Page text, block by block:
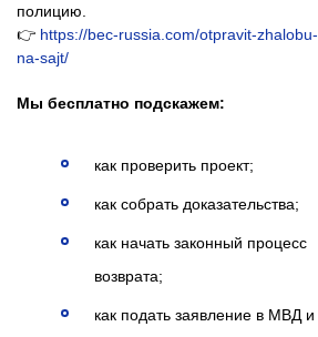
полицию.
👉 https://bec-russia.com/otpravit-zhalobu-
na-sajt/
Мы бесплатно подскажем:
как проверить проект;
как собрать доказательства;
как начать законный процесс
возврата;
как подать заявление в МВД и